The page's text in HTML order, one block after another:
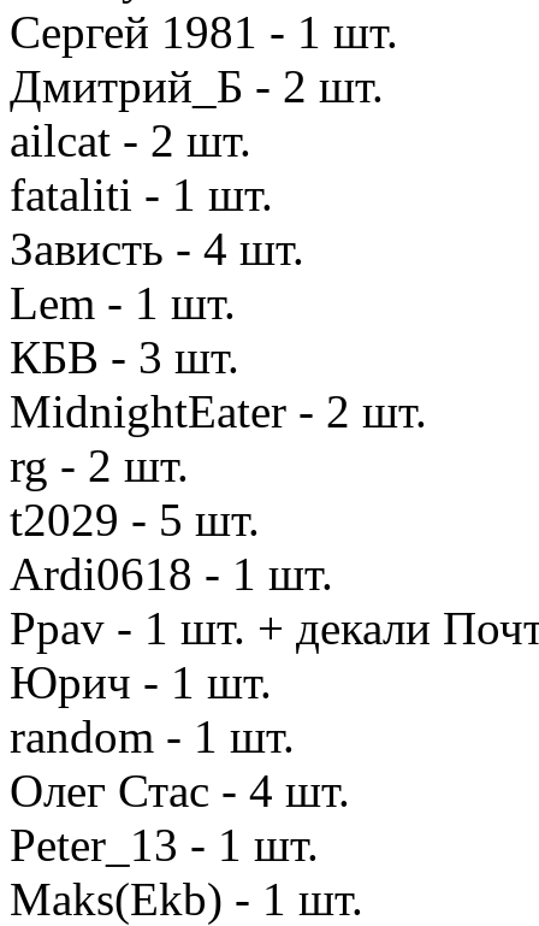
Сергей 1981 - 1 шт.
Дмитрий_Б - 2 шт.
ailcat - 2 шт.
fataliti - 1 шт.
Зависть - 4 шт.
Lem - 1 шт.
КБВ - 3 шт.
MidnightEater - 2 шт.
rg - 2 шт.
t2029 - 5 шт.
Ardi0618 - 1 шт.
Ppav - 1 шт. + декали
Юрич - 1 шт.
random - 1 шт.
Олег Стас - 4 шт.
Peter_13 - 1 шт.
Maks(Ekb) - 1 шт.